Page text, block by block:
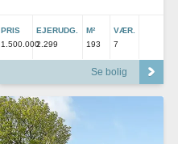
PRIS
1.500.000
EJERUDG.
2.299
M²
193
VÆR.
7
Se bolig